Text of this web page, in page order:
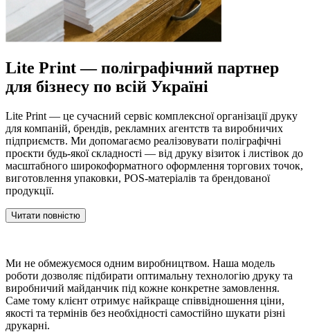
Lite Print — поліграфічний партнер
для бізнесу по всій Україні
Lite Print — це сучасний сервіс комплексної організації друку
для компаній, брендів, рекламних агентств та виробничих
підприємств. Ми допомагаємо реалізовувати поліграфічні
проєкти будь-якої складності — від друку візиток і листівок до
масштабного широкоформатного оформлення торгових точок,
виготовлення упаковки, POS-матеріалів та брендованої
продукції.
Читати повністю
Ми не обмежуємося одним виробництвом. Наша модель
роботи дозволяє підбирати оптимальну технологію друку та
виробничий майданчик під кожне конкретне замовлення.
Саме тому клієнт отримує найкраще співвідношення ціни,
якості та термінів без необхідності самостійно шукати різні
друкарні.